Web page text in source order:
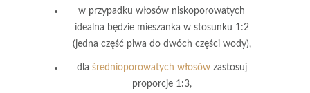
w przypadku włosów niskoporowatych
idealna będzie mieszanka w stosunku 1:2
(jedna część piwa do dwóch części wody),
dla średnioporowatych włosówzastosuj
proporcje 1:3,